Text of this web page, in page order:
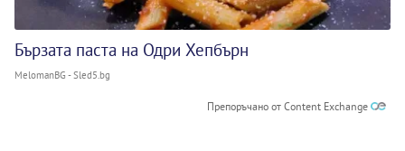
Бързата паста на Одри Хепбърн
MelomanBG - Sled5.bg
Препоръчано от Content Exchange